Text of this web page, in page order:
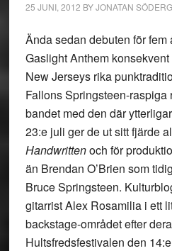
25 JUNI, 2012 BYJONATAN
Ända sedan debuten för fem
Gaslight Anthem
New Jerseys rika
Fallons Springsteen-raspiga
bandet med den där
23:e juli ger de ut sitt fjärde
Handwrittenoch för
än Brendan O’Brien som
Bruce Springsteen.
gitarrist Alex Rosamilia i ett
backstage-området efter
Hultsfredsfestivalen den